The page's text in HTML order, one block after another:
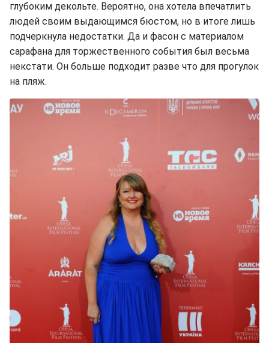
глубоким декольте. Вероятно, она хотела впечатлить
людей своим выдающимся бюстом, но в итоге лишь
подчеркнула недостатки. Да и фасон с материалом
сарафана для торжественного события был весьма
некстати. Он больше подходит разве что для прогулок
на пляж.